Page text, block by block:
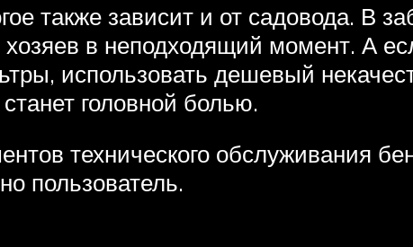
также зависит и от садовода. В
в неподходящий момент. А
использовать дешевый
головной болью.
технического обслуживания
пользователь.